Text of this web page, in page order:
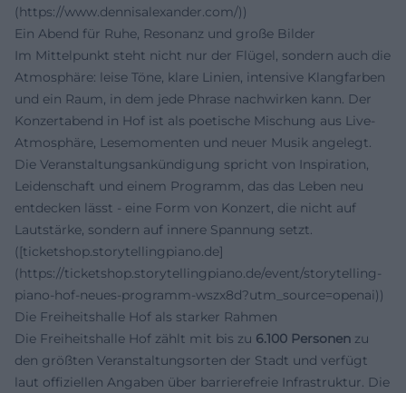
(https://www.dennisalexander.com/))
Ein Abend für Ruhe, Resonanz und große Bilder
Im Mittelpunkt steht nicht nur der Flügel, sondern auch die
Atmosphäre: leise Töne, klare Linien, intensive Klangfarben
und ein Raum, in dem jede Phrase nachwirken kann. Der
Konzertabend in Hof ist als poetische Mischung aus Live-
Atmosphäre, Lesemomenten und neuer Musik angelegt.
Die Veranstaltungsankündigung spricht von Inspiration,
Leidenschaft und einem Programm, das das Leben neu
entdecken lässt - eine Form von Konzert, die nicht auf
Lautstärke, sondern auf innere Spannung setzt.
([ticketshop.storytellingpiano.de]
(https://ticketshop.storytellingpiano.de/event/storytelling-
piano-hof-neues-programm-wszx8d?utm_source=openai))
Die Freiheitshalle Hof als starker Rahmen
Die Freiheitshalle Hof zählt mit bis zu 6.100 Personen zu
den größten Veranstaltungsorten der Stadt und verfügt
laut offiziellen Angaben über barrierefreie Infrastruktur. Die